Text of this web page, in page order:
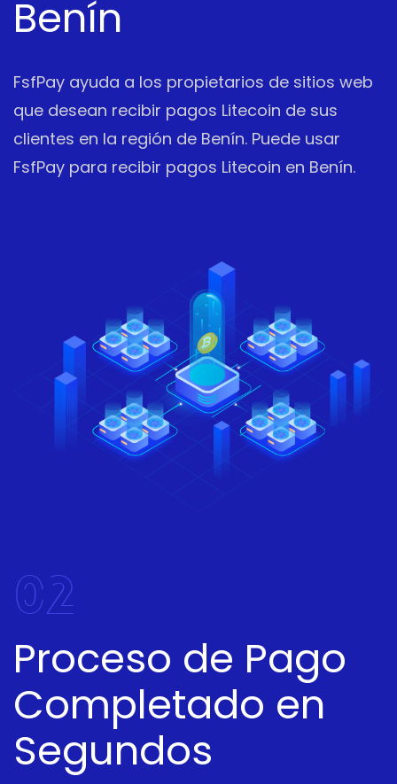
Benín
FsfPay ayuda a los propietarios de sitios web
que desean recibir pagos Litecoin de sus
clientes en la región de Benín. Puede usar
FsfPay para recibir pagos Litecoin en Benín.
02
Proceso de Pago
Completado en
Segundos